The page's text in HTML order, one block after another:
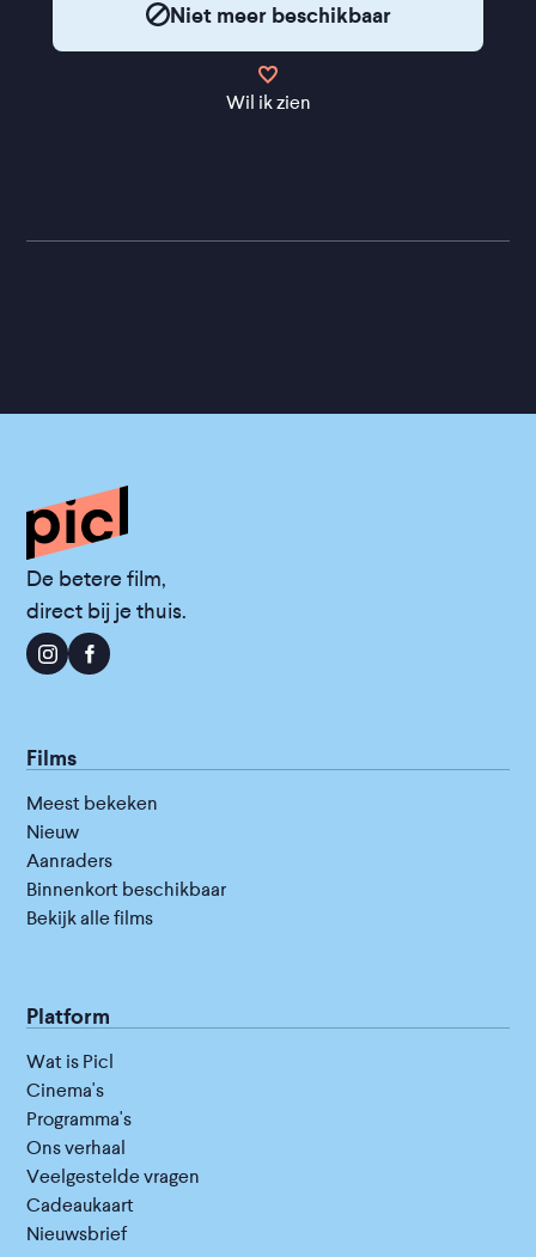
Niet meer beschikbaar
Wil ik zien
De betere film,
direct bij je thuis.
Films
Meest bekeken
Nieuw
Aanraders
Binnenkort beschikbaar
Bekijk alle films
Platform
Wat is Picl
Cinema's
Programma's
Ons verhaal
Veelgestelde vragen
Cadeaukaart
Nieuwsbrief